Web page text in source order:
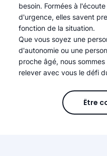
besoin. Formées à
d'urgence, elles savent
fonction de la situation.
Que vous soyez une
d'autonomie ou une
proche âgé, nous
relever avec vous le défi
Être